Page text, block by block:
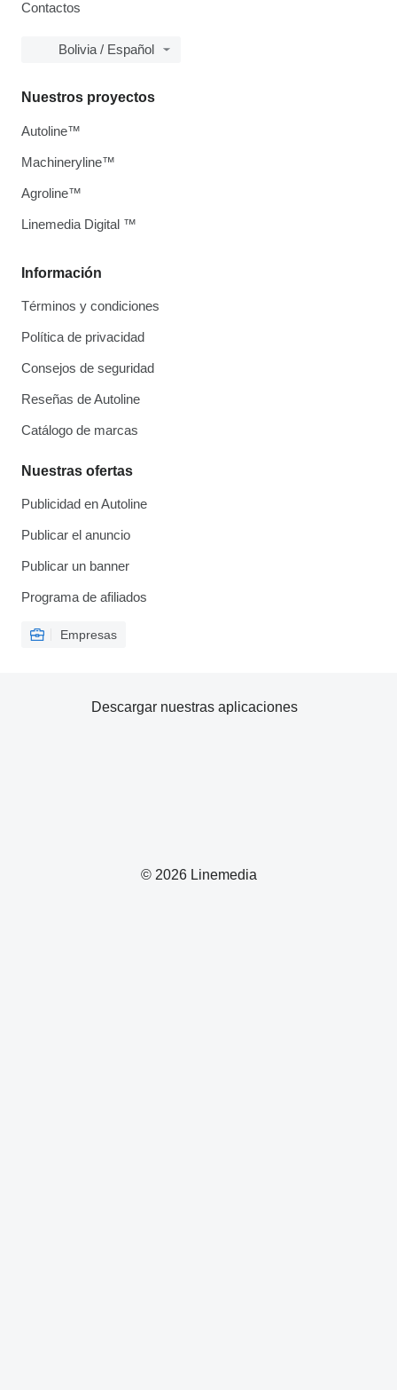
Contactos
Bolivia / Español
Información
Términos y condiciones
Política de privacidad
Consejos de seguridad
Reseñas de Autoline
Catálogo de marcas
Nuestras ofertas
Publicidad en Autoline
Publicar el anuncio
Publicar un banner
Programa de afiliados
Empresas
Nuestros proyectos
Autoline™
Machineryline™
Agroline™
Linemedia Digital ™
© 2026 Linemedia
Descargar nuestras aplicaciones